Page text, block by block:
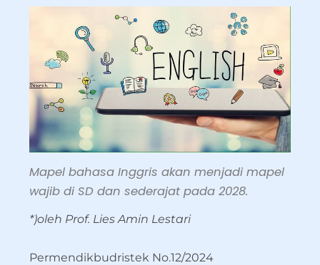
Mapel bahasa Inggris akan menjadi mapel
wajib di SD dan sederajat pada 2028.
*)oleh Prof. Lies Amin Lestari
Permendikbudristek No.12/2024